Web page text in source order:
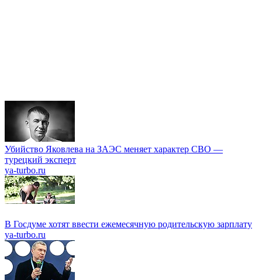
Убийство Яковлева на ЗАЭС меняет характер СВО —
турецкий эксперт
ya-turbo.ru
В Госдуме хотят ввести ежемесячную родительскую зарплату
ya-turbo.ru